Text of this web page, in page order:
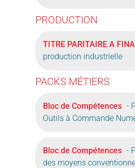
PRODUCTION
TITRE PARITAIRE A
production industrielle
PACKS MÉTIERS
Bloc de Compétences -
Outils à Commande
Bloc de Compétences -
des moyens